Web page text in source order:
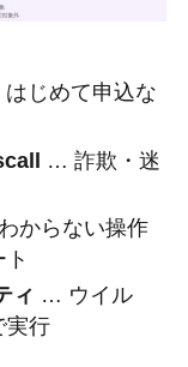
じめて申込な
… 詐欺・迷
からない操作
ィ … ウイル
実行